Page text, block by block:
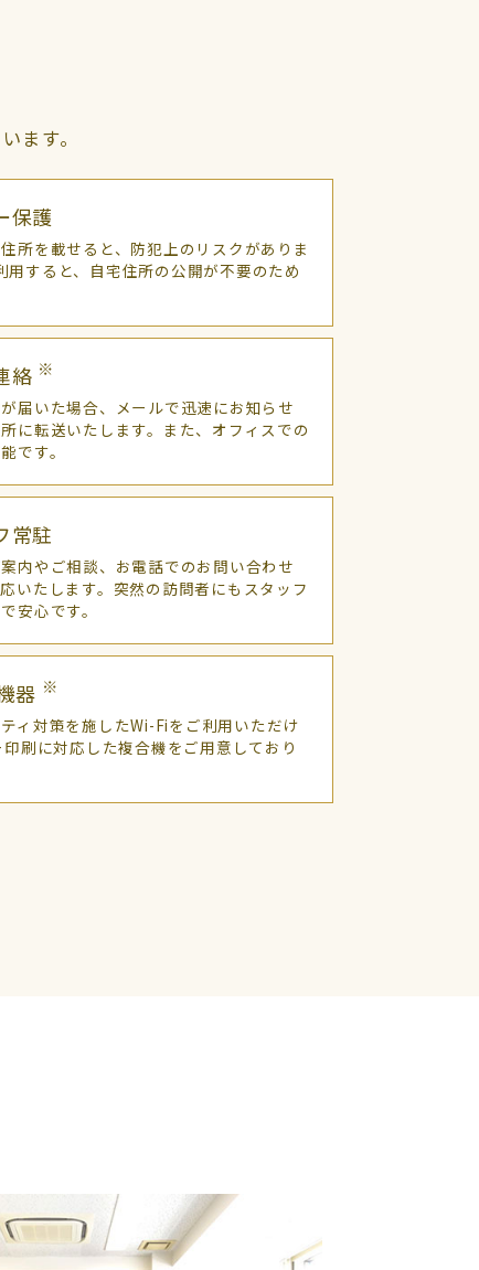
ます。
保護
所を載せると、防犯上のリスクがありま
用すると、自宅住所の公開が不要のため
絡 ※
届いた場合、メールで迅速にお知らせ
に転送いたします。また、オフィスでの
です。
常駐
内やご相談、お電話でのお問い合わせ
いたします。突然の訪問者にもスタッフ
安心です。
器 ※
ィ対策を施したWi-Fiをご利用いただけ
刷に対応した複合機をご用意しており